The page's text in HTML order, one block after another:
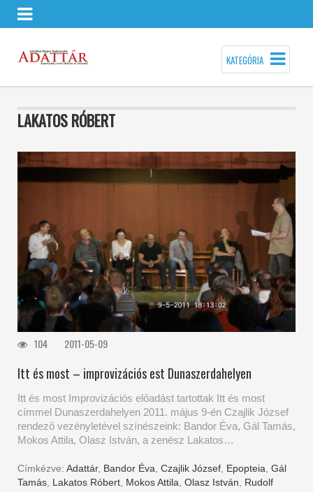
KATEGÓRIA
LAKATOS RÓBERT
104 2011-05-09
Itt és most – improvizációs est Dunaszerdahelyen
Itt és most Improvizációs előadást tartottak Itt és most
címmel Dunaszerdahelyen 2011. május 9-én Czajlik József
rendező vezényletével színészeink: Bandor Éva, Gál Tamás,
Mokos Attila, Olasz István, a zenész Lakatos…
Címkézve: Adattár, Bandor Éva, Czajlik József, Epopteia, Gál
Tamás, Lakatos Róbert, Mokos Attila, Olasz István, Rudolf